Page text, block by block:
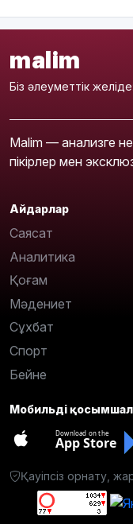
malim
Біз әлеуметтік желіде:
Malim — анализге
пікірлер мен
Айдарлар
Саясат
Аналитика
Қоғам
Мәдениет
Сұхбат
Спорт
Бейне
Мобильді
Download on the
App Store
Қауіпсіз орнату,